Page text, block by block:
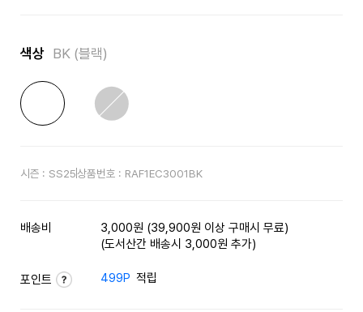
색상 BK (블랙)
시즌 : SS25상품번호 : RAF1EC3001BK
배송비
3,000원 (39,900원 이상 구매시 무료)
(도서산간 배송시 3,000원 추가)
포인트 499P 적립